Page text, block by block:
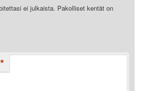
ei julkaista. Pakolliset kentät on
*